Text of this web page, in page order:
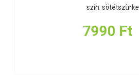
szín: sötétszürke
7990 Ft